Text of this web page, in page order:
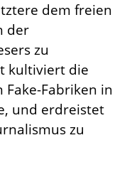
dem freien
der
zu
kultiviert die
Fake-Fabriken in
und erdreistet
zu